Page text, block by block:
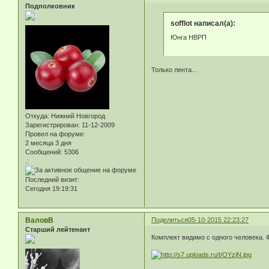
Подполковник
Откуда: Нижний Новгород
Зарегистрирован: 11-12-2009
Провел на форуме:
2 месяца 3 дня
Сообщений: 5306
.:
Последний визит:
Сегодня 19:19:31
sofflot написал(а):
Юнга НВРП
Только лента...
Поделиться05-10-2015 22:23:27
ВаловВ
Старший лейтенант
Комплект видимо с одного человека.